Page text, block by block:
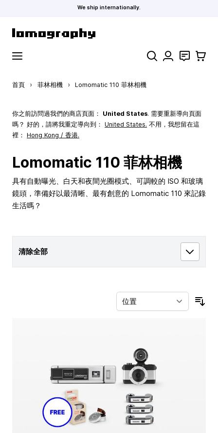
We ship internationally.
搜索 聯絡 購物車
首頁 › 菲林相機 › Lomomatic 110 菲林相機
你之前訪問過我們的商店頁面： United States. 需要重新導向頁面
嗎？ 好的，請將我重定導向到： United States. 不用，我想留在這
裡： Hong Kong / 香港.
Lomomatic 110 菲林相機
具有自動曝光、白天和夜間光圈模式、可調較的 ISO 和玻璃
鏡頭，準備好以最清晰、最有創意的 Lomomatic 110 來記錄
生活嗎？
清除全部